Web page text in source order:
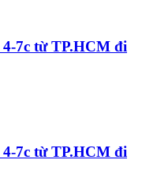
7c từ TP.HCM đi
7c từ TP.HCM đi